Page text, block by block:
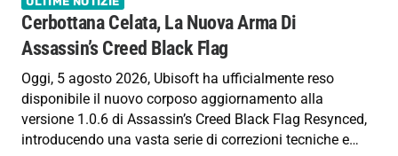
Cerbottana Celata, La Nuova Arma Di
Assassin’s Creed Black Flag
Oggi, 5 agosto 2026, Ubisoft ha ufficialmente reso
disponibile il nuovo corposo aggiornamento alla
versione 1.0.6 di Assassin’s Creed Black Flag Resynced,
introducendo una vasta serie di correzioni tecniche e…